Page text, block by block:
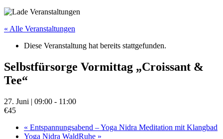
« Alle Veranstaltungen
Diese Veranstaltung hat bereits stattgefunden.
Selbstfürsorge Vormittag „Croissant &
Tee“
27. Juni | 09:00 - 11:00
€45
« Entspannungsabend – Yoga Nidra Meditation mit Klangbad
Yoga Nidra WaldRuhe »